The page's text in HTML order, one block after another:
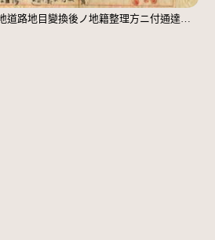
臺北三市街地道路地目變換後ノ地籍整理方ニ付通達（臺北廳長）